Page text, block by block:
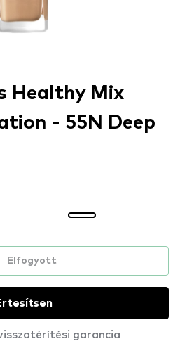
Healthy Mix
- 55N Deep
Elfogyott
garancia